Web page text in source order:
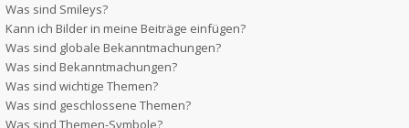
Was sind Smileys?
Kann ich Bilder in meine Beiträge einfügen?
Was sind globale Bekanntmachungen?
Was sind Bekanntmachungen?
Was sind wichtige Themen?
Was sind geschlossene Themen?
Was sind Themen-Symbole?